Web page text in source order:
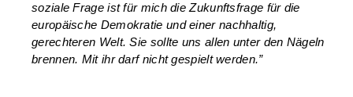
soziale Frage ist für mich die Zukunftsfrage für die
europäische Demokratie und einer nachhaltig,
gerechteren Welt. Sie sollte uns allen unter den Nägeln
brennen. Mit ihr darf nicht gespielt werden.”